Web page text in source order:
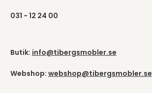
031 - 12 24 00
Butik: info@tibergsmobler.se
Webshop: webshop@tibergsmobler.se